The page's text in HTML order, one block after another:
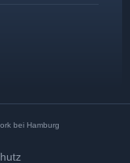
bei Hamburg